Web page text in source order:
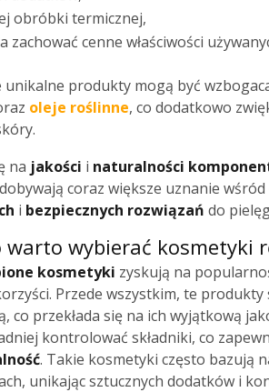
obróbki termicznej,
zachować cenne właściwości
unikalne produkty mogą być
oleje roślinne, co dodatkowo
na jakości i naturalności
coraz większe uznanie
i bezpiecznych rozwiązań do
warto wybierać kosmetyki
kosmetyki zyskują na
Przede wszystkim, te produkty
co przekłada się na ich wyjątkową
kontrolować składniki, co
. Takie kosmetyki często bazują
unikając sztucznych dodatków i